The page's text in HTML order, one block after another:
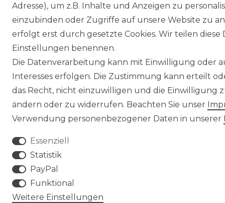
Adresse), um z.B. Inhalte und Anzeigen zu
einzubinden oder Zugriffe auf unsere Website zu
erfolgt erst durch gesetzte Cookies. Wir teilen
Einstellungen benennen.
Die Datenverarbeitung kann mit Einwilligung oder
Interesses erfolgen. Die Zustimmung kann erteilt
das Recht, nicht einzuwilligen und die Einwilligung
ändern oder zu widerrufen. Beachten Sie unser
Verwendung personenbezogener Daten in unserer
Essenziell
Statistik
PayPal
Funktional
Weitere Einstellungen